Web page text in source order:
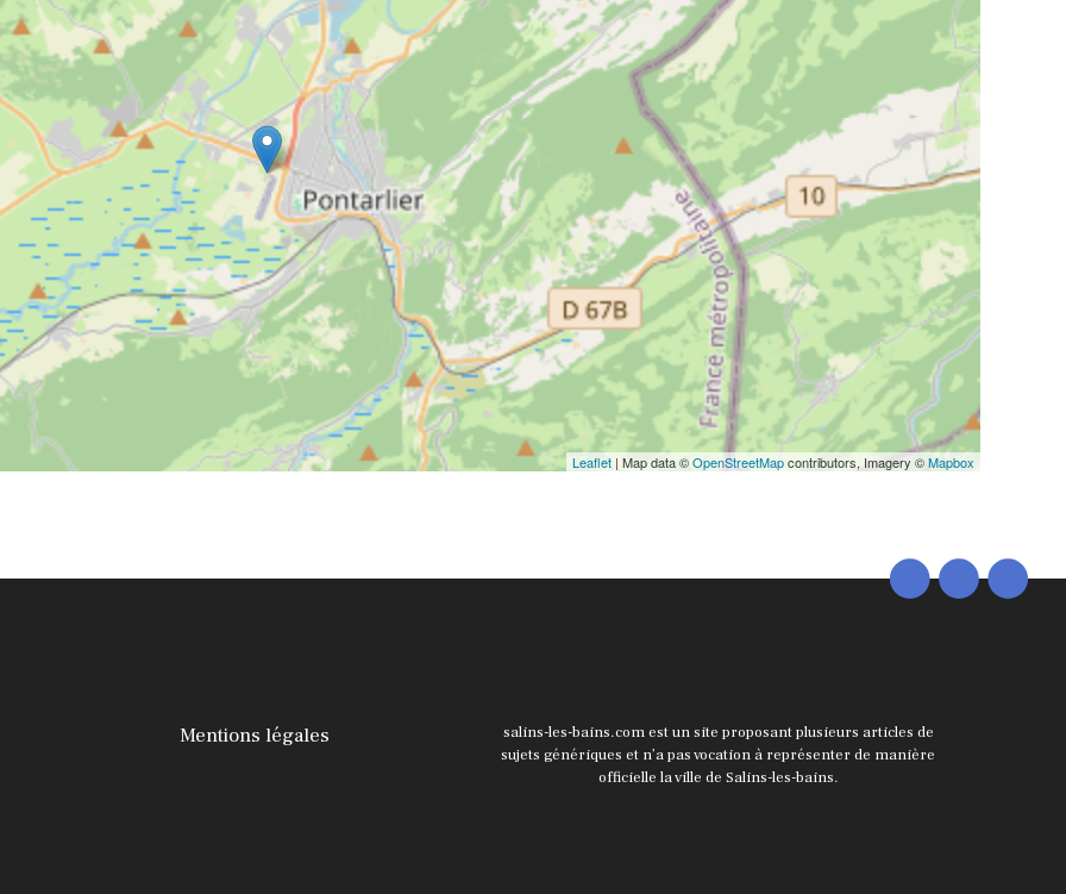
Leaflet | Map data ©OpenStreetMapcontributors, Imagery ©Mapbox
Mentions légales
salins-les-bains.com est un site proposant plusieurs articles de
sujets génériques et n’a pas vocation à représenter de manière
officielle la ville de Salins-les-bains.